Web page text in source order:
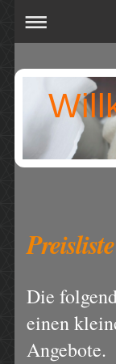
Preisliste
Die
einen
Angebote.